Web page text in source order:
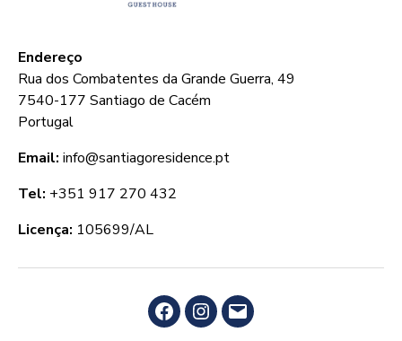
Endereço
Rua dos Combatentes da Grande Guerra, 49
7540-177 Santiago de Cacém
Portugal
Email: info@santiagoresidence.pt
Tel: +351 917 270 432
Licença: 105699/AL
FacebookInstagram
Email